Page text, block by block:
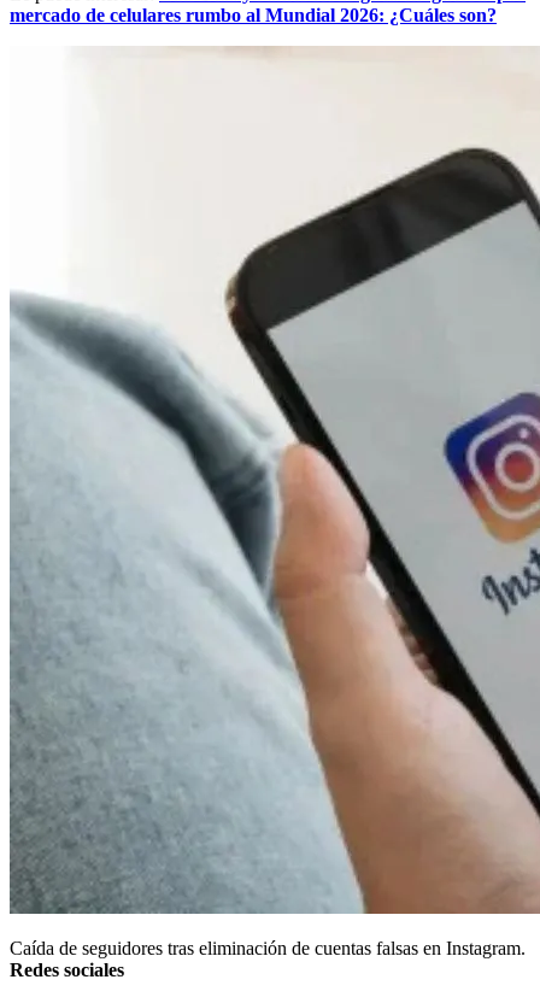
mercado de celulares rumbo al Mundial 2026: ¿Cuáles son?
Caída de seguidores tras eliminación de cuentas falsas en Instagram.
Redes sociales